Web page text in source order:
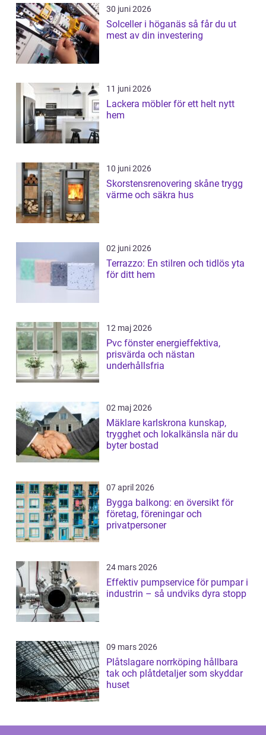
30 juni 2026
Solceller i höganäs så får du ut
mest av din investering
11 juni 2026
Lackera möbler för ett helt nytt
hem
10 juni 2026
Skorstensrenovering skåne trygg
värme och säkra hus
02 juni 2026
Terrazzo: En stilren och tidlös yta
för ditt hem
12 maj 2026
Pvc fönster energieffektiva,
prisvärda och nästan
underhållsfria
02 maj 2026
Mäklare karlskrona kunskap,
trygghet och lokalkänsla när du
byter bostad
07 april 2026
Bygga balkong: en översikt för
företag, föreningar och
privatpersoner
24 mars 2026
Effektiv pumpservice för pumpar i
industrin – så undviks dyra stopp
09 mars 2026
Plåtslagare norrköping hållbara
tak och plåtdetaljer som skyddar
huset